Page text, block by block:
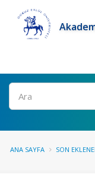
Ara
ANA SAYFA SON